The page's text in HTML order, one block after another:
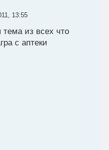
13:55
тема из всех что
с аптеки